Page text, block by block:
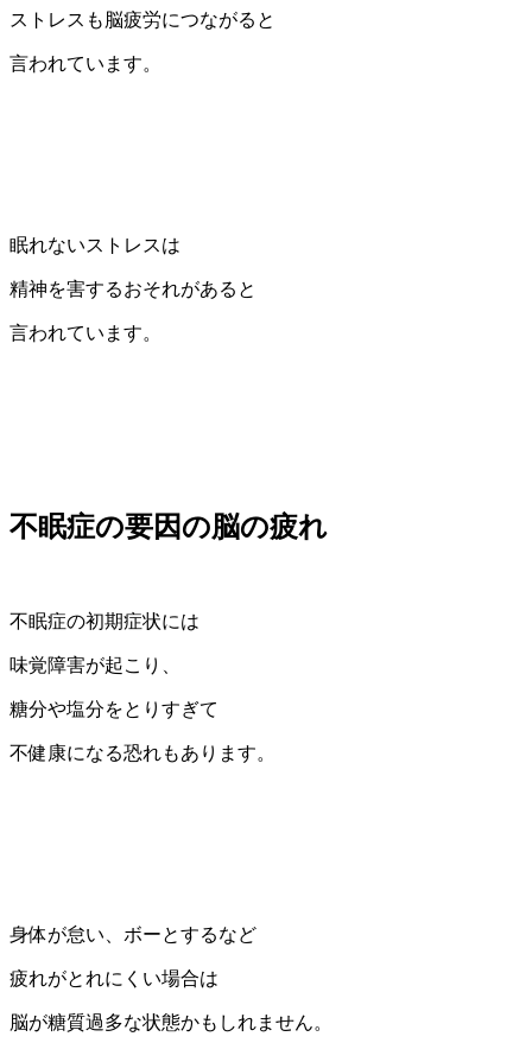
ストレスも脳疲労につながると
言われています。
眠れないストレスは
精神を害するおそれがあると
言われています。
不眠症の要因の脳の疲れ
不眠症の初期症状には
味覚障害が起こり、
糖分や塩分をとりすぎて
不健康になる恐れもあります。
身体が怠い、ボーとするなど
疲れがとれにくい場合は
脳が糖質過多な状態かもしれません。